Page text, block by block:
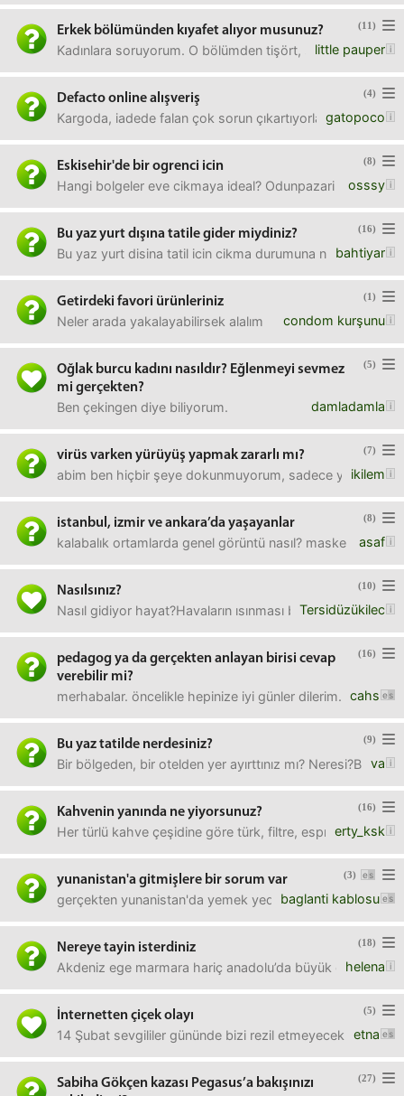
(11)
Erkek bölümünden kıyafet alıyor musunuz?
little pauper
Kadınlara soruyorum. O bölümden tişört, sweatshirt vb
(4)
Defacto online alışveriş
gatopoco
Kargoda, iadede falan çok sorun çıkartıyorlar mı? Burdan
(8)
Eskisehir'de bir ogrenci icin
osssy
Hangi bolgeler eve cikmaya ideal? Odunpazari merkezi
(16)
Bu yaz yurt dışına tatile gider miydiniz?
bahtiyar
Bu yaz yurt disina tatil icin cikma durumuna nasil
(1)
Getirdeki favori ürünleriniz
condom kurşunu
Neler arada yakalayabilirsek alalım
(5)
Oğlak burcu kadını nasıldır? Eğlenmeyi sevmez
mi gerçekten?
damladamla
Ben çekingen diye biliyorum.
(7)
virüs varken yürüyüş yapmak zararlı mı?
ikilem
abim ben hiçbir şeye dokunmuyorum, sadece yürüyüp
(8)
istanbul, izmir ve ankara’da yaşayanlar
asaf
kalabalık ortamlarda genel görüntü nasıl? maske
(10)
Nasılsınız?
Tersidüzükilec
Nasıl gidiyor hayat?Havaların ısınması biraz iyi
(16)
pedagog ya da gerçekten anlayan birisi cevap
verebilir mi?
cahs
merhabalar. öncelikle hepinize iyi günler dilerim.ben
(9)
Bu yaz tatilde nerdesiniz?
va
Bir bölgeden, bir otelden yer ayırttınız mı? Neresi?Bir
(16)
Kahvenin yanında ne yiyorsunuz?
erty_ksk
Her türlü kahve çeşidine göre türk, filtre, espresso vs.
(3)
yunanistan'a gitmişlere bir sorum var
baglanti kablosu
gerçekten yunanistan'da yemek yediğinizde önünüzdeki
(18)
Nereye tayin isterdiniz
helena
Akdeniz ege marmara hariç anadolu’da büyük olmayan
(5)
İnternetten çiçek olayı
etna
14 Şubat sevgililer gününde bizi rezil etmeyecek hangi
(27)
Sabiha Gökçen kazası Pegasus’a bakışınızı